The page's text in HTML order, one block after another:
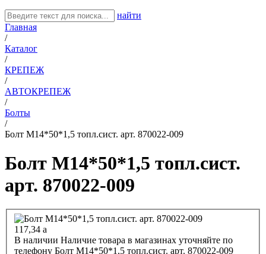
найти
Главная
/
Каталог
/
КРЕПЕЖ
/
АВТОКРЕПЕЖ
/
Болты
/
Болт М14*50*1,5 топл.сист. арт. 870022-009
Болт М14*50*1,5 топл.сист.
арт. 870022-009
117,34 a
В наличии Наличие товара в магазинах уточняйте по
телефону Болт М14*50*1,5 топл.сист. арт. 870022-009